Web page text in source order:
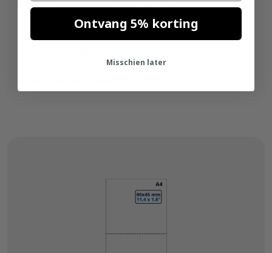
A4 pakbon / retourlabel PostNL
100mm x 150mm
Papier wit
Ontvang 5% korting
Misschien later